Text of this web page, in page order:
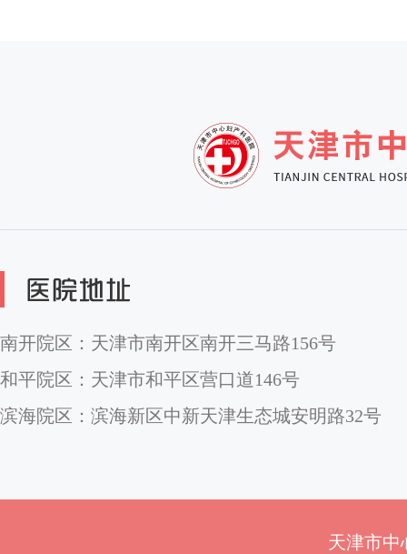
南开院区：天津市南开区南开三马路156号
和平院区：天津市和平区营口道146号
滨海院区：滨海新区中新天津生态城安明路32号
天津市中